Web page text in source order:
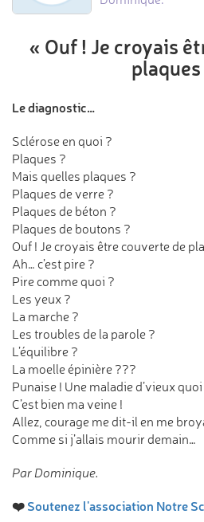
« Ouf ! Je croyais
plaques
Le diagnostic…
Sclérose en quoi ?
Plaques ?
Mais quelles plaques ?
Plaques de verre ?
Plaques de béton ?
Plaques de boutons ?
Ouf ! Je croyais être couverte de
Ah… c’est pire ?
Pire comme quoi ?
Les yeux ?
La marche ?
Les troubles de la parole ?
L’équilibre ?
La moelle épinière ???
Punaise ! Une maladie d’vieux quoi
C’est bien ma veine !
Allez, courage me dit-il en me
Comme si j’allais mourir demain…
Par Dominique.
❤️Soutenez l'association Notre